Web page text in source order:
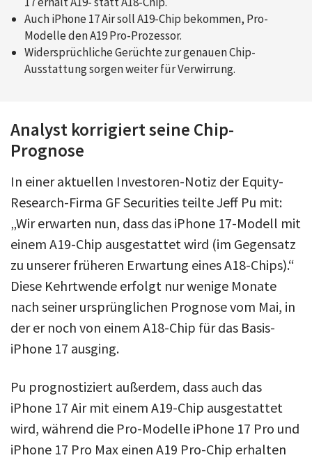
Auch iPhone 17 Air soll A19-Chip bekommen, Pro-
Modelle den A19 Pro-Prozessor.
Widersprüchliche Gerüchte zur genauen Chip-
Ausstattung sorgen weiter für Verwirrung.
Analyst korrigiert seine Chip-
Prognose
In einer aktuellen Investoren-Notiz der Equity-
Research-Firma GF Securities teilte Jeff Pu mit:
„Wir erwarten nun, dass das iPhone 17-Modell mit
einem A19-Chip ausgestattet wird (im Gegensatz
zu unserer früheren Erwartung eines A18-Chips).“
Diese Kehrtwende erfolgt nur wenige Monate
nach seiner ursprünglichen Prognose vom Mai, in
der er noch von einem A18-Chip für das Basis-
iPhone 17 ausging.
Pu prognostiziert außerdem, dass auch das
iPhone 17 Air mit einem A19-Chip ausgestattet
wird, während die Pro-Modelle iPhone 17 Pro und
iPhone 17 Pro Max einen A19 Pro-Chip erhalten